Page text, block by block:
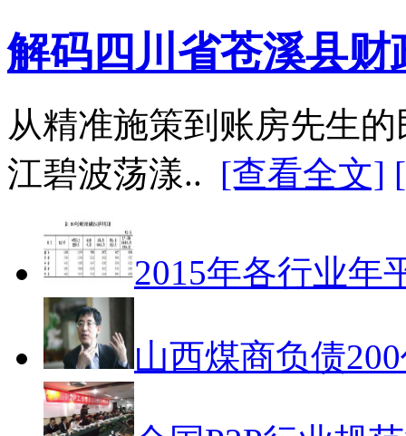
解码四川省苍溪县财
从精准施策到账房先生
江碧波荡漾.. [查看全文]
2015年各行业年
山西煤商负债